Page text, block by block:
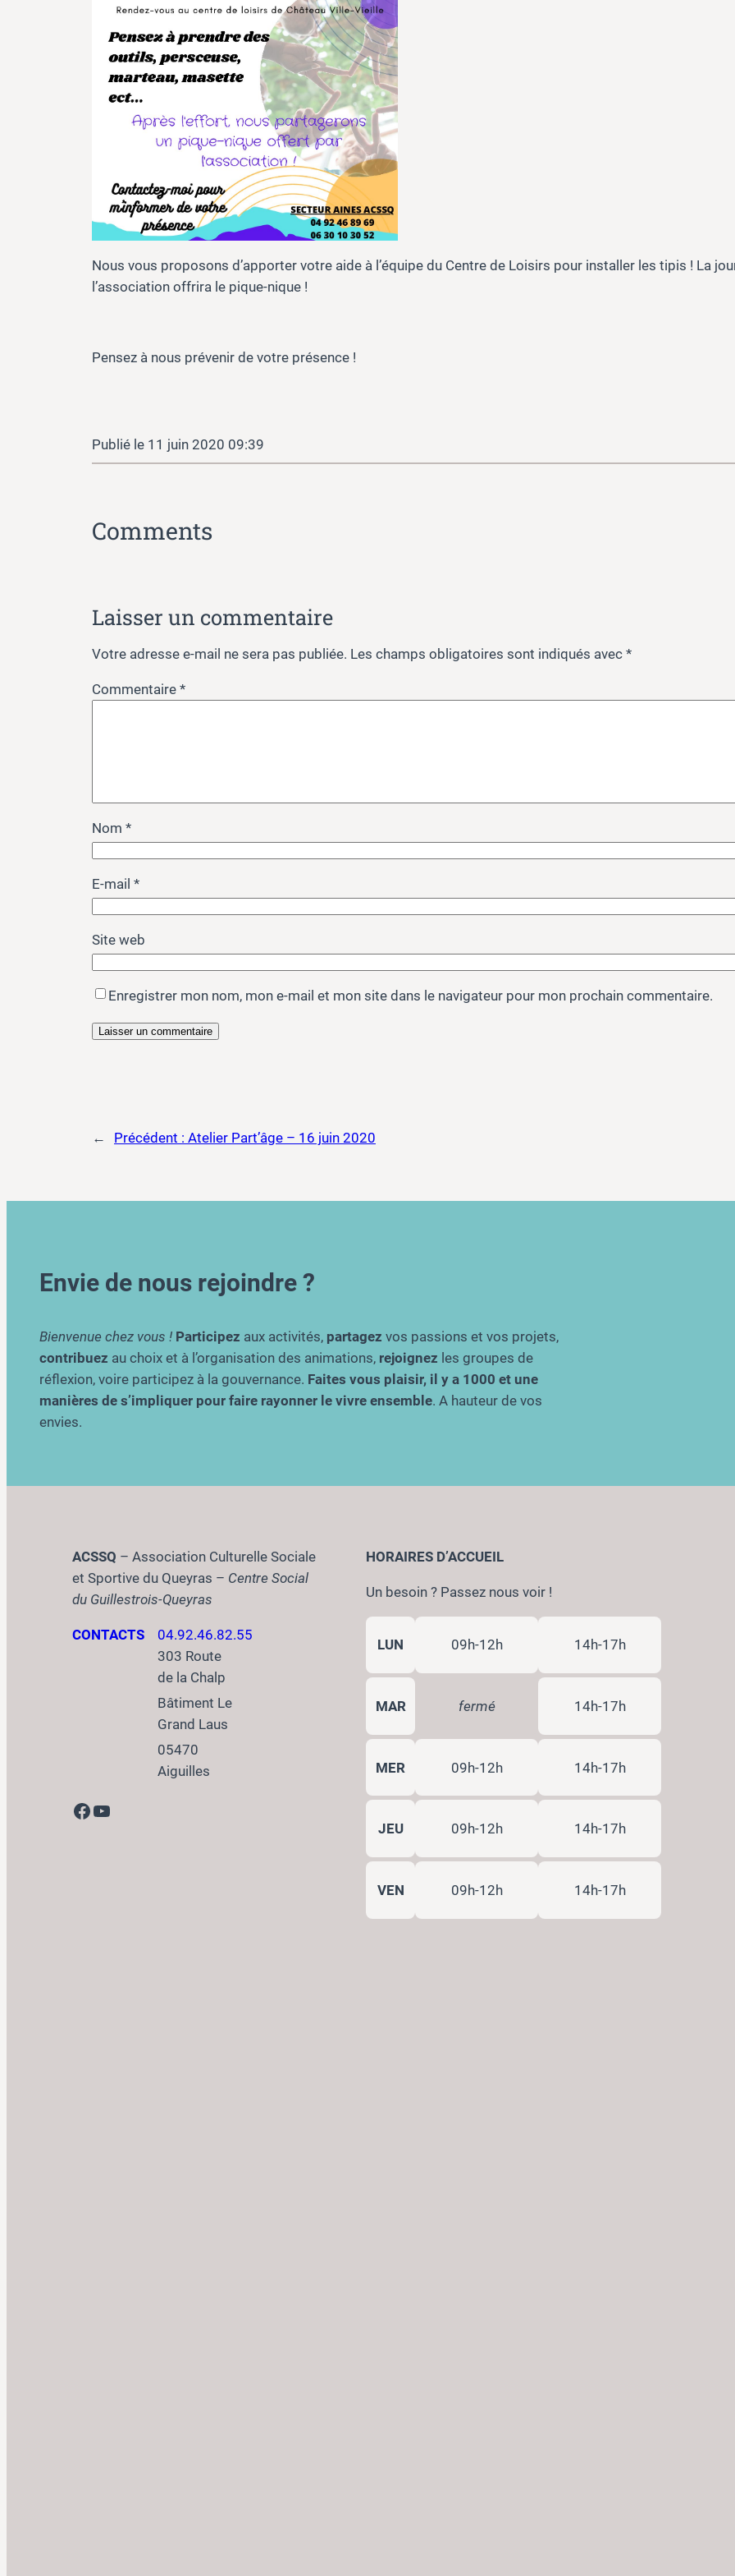
Nous vous proposons d’apporter votre aide à l’équipe du Centre de Loisirs pour installer les tipis ! La
l’association offrira le pique-nique !
Pensez à nous prévenir de votre présence !
11 juin 2020 09:39
Comments
Laisser un commentaire
Votre adresse e-mail ne sera pas publiée. Les champs obligatoires sont indiqués avec *
Commentaire *
Nom *
E-mail *
Site web
Enregistrer mon nom, mon e-mail et mon site dans le navigateur pour mon prochain commentaire.
← Précédent : Atelier Part’âge – 16 juin 2020
Envie de nous rejoindre ?
Bienvenue chez vous ! Participez aux activités, partagez vos passions et vos projets,
contribuez au choix et à l’organisation des animations, rejoignez les groupes de
réflexion, voire participez à la gouvernance. Faites vous plaisir, il y a 1000 et une
manières de s’impliquer pour faire rayonner le vivre ensemble. A hauteur de vos
envies.
ACSSQ – Association Culturelle Sociale
et Sportive du Queyras – Centre Social
du Guillestrois-Queyras
CONTACTS
04.92.46.82.55
303 Route
de la Chalp
Bâtiment Le
Grand Laus
05470
Aiguilles
Facebook YouTube
HORAIRES D’ACCUEIL
Un besoin ? Passez nous voir !
LUN 09h-12h 14h-17h
MAR fermé 14h-17h
MER 09h-12h 14h-17h
JEU 09h-12h 14h-17h
VEN 09h-12h 14h-17h